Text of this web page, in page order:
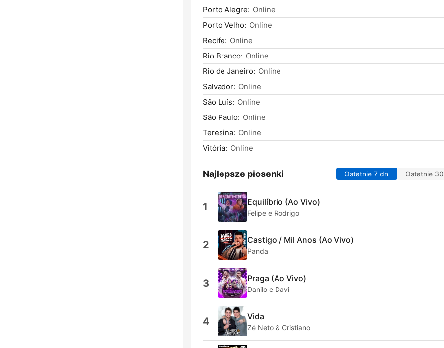
Porto Alegre: Online
Porto Velho: Online
Recife: Online
Rio Branco: Online
Rio de Janeiro: Online
Salvador: Online
São Luís: Online
São Paulo: Online
Teresina: Online
Vitória: Online
Najlepsze piosenki Ostatnie 7 dni Ostatnie
1 Equilíbrio (Ao Vivo)
Felipe e Rodrigo
2 Castigo / Mil Anos (Ao Vivo)
Panda
3 Praga (Ao Vivo)
Danilo e Davi
4 Vida
Zé Neto & Cristiano